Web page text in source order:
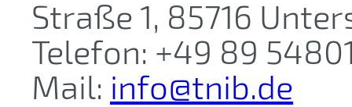
Straße 1, 85716
Telefon: +49 89
Mail: info@tnib.de